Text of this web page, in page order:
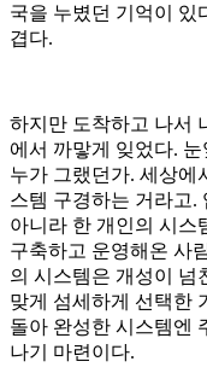
국을 누볐던 기억이 있
겹다.
하지만 도착하고 나서
에서 까맣게 잊었다.
누가 그랬던가. 세상에
스템 구경하는 거라고.
아니라 한 개인의 시스
구축하고 운영해온 사
의 시스템은 개성이 넘
맞게 섬세하게 선택한
돌아 완성한 시스템엔
나기 마련이다.